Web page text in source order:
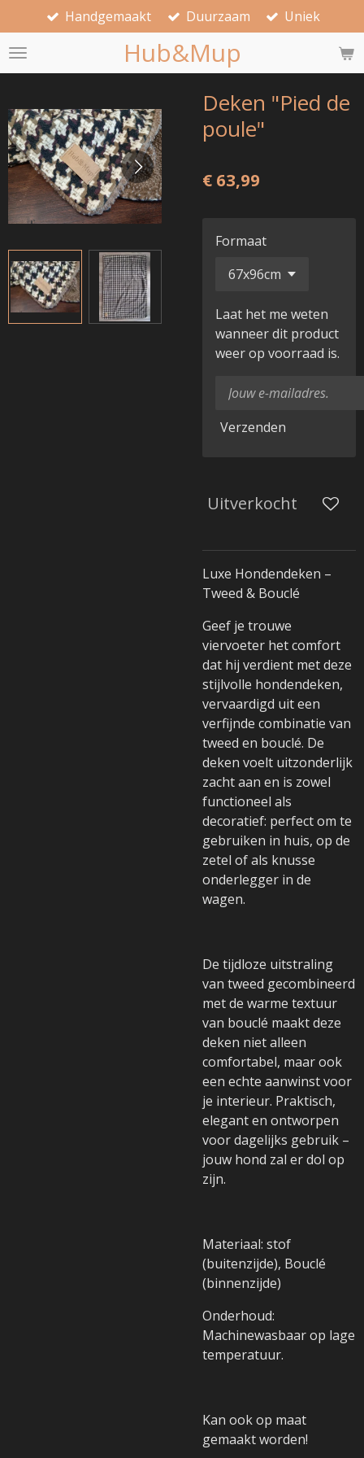
direct
naar
de
Hub&Mup
Handgemaakt Duurzaam Uniek
Deken "Pied de
poule"
€ 63,99
Formaat
Laat het me weten
wanneer dit product
weer op voorraad is.
Verzenden
Uitverkocht
Luxe Hondendeken –
Tweed & Bouclé
Geef je trouwe
viervoeter het comfort
dat hij verdient met deze
stijlvolle hondendeken,
vervaardigd uit een
verfijnde combinatie van
tweed en bouclé. De
deken voelt uitzonderlijk
zacht aan en is zowel
functioneel als
decoratief: perfect om te
gebruiken in huis, op de
zetel of als knusse
onderlegger in de
wagen.
De tijdloze uitstraling
van tweed gecombineerd
met de warme textuur
van bouclé maakt deze
deken niet alleen
comfortabel, maar ook
een echte aanwinst voor
je interieur. Praktisch,
elegant en ontworpen
voor dagelijks gebruik –
jouw hond zal er dol op
zijn.
Materiaal: stof
(buitenzijde), Bouclé
(binnenzijde)
Onderhoud:
Machinewasbaar op lage
temperatuur.
Kan ook op maat
gemaakt worden!